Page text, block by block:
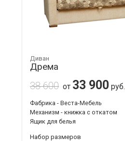
Диван
Дрема
38 600 от 33 900 руб.
Фабрика - Веста-Мебель
Механизм - книжка с откатом
Ящик для белья
Набор размеров